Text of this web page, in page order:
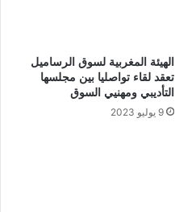
الهيئة المغربية لسوق الرساميل
تعقد لقاء تواصليا بين مجلسها
التأديبي ومهنيي السوق
9 يوليو 2023